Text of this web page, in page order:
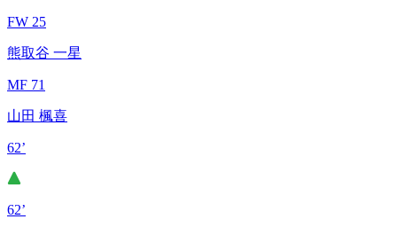
FW 25
熊取谷 一星
MF 71
山田 楓喜
62’
62’